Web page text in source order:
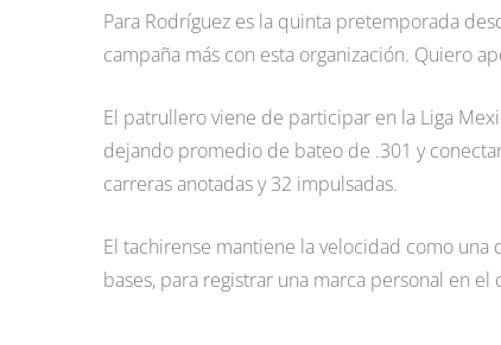
Para Rodríguez es la quinta pretemporada
campaña más con esta organización. Quiero
El patrullero viene de participar en la Liga
dejando promedio de bateo de .301 y
carreras anotadas y 32 impulsadas.
El tachirense mantiene la velocidad como una
bases, para registrar una marca personal en